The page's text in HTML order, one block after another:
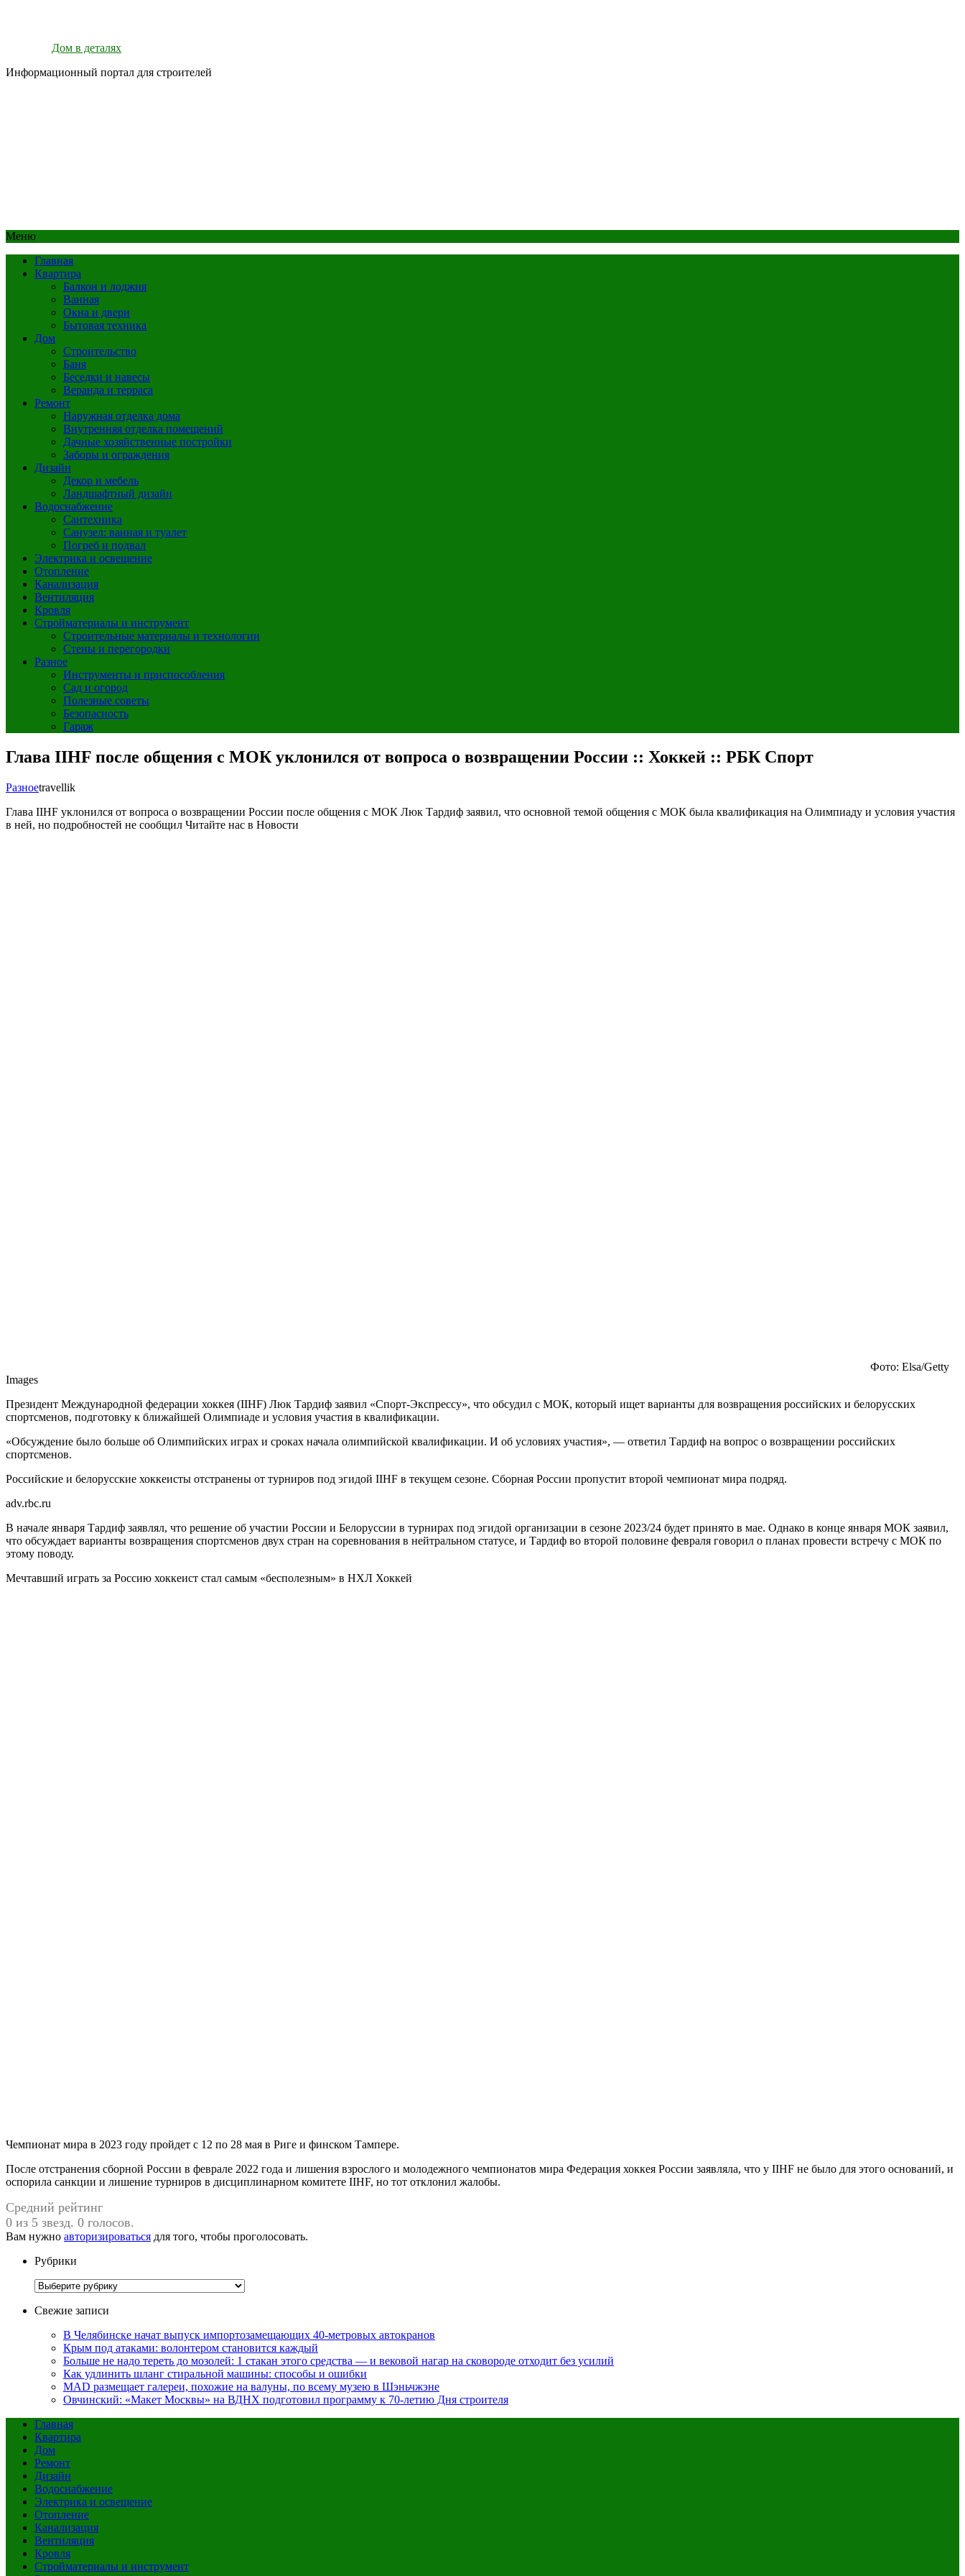
Дом в деталях
Информационный портал для строителей
Меню
Главная
Квартира
Балкон и лоджия
Ванная
Окна и двери
Бытовая техника
Дом
Строительство
Баня
Беседки и навесы
Веранда и терраса
Ремонт
Наружная отделка дома
Внутренняя отделка помещений
Дачные хозяйственные постройки
Заборы и ограждения
Дизайн
Декор и мебель
Ландшафтный дизайн
Водоснабжение
Сантехника
Санузел: ванная и туалет
Погреб и подвал
Электрика и освещение
Отопление
Канализация
Вентиляция
Кровля
Стройматериалы и инструмент
Строительные материалы и технологии
Стены и перегородки
Разное
Инструменты и приспособления
Сад и огород
Полезные советы
Безопасность
Гараж
Глава IIHF после общения с МОК уклонился от вопроса о возвращении России :: Хоккей :: РБК Спорт
Разноеtravellik
Глава IIHF уклонился от вопроса о возвращении России после общения с МОК Люк Тардиф заявил, что основной темой общения с МОК была квалификация на Олимпиаду и условия участия
в ней, но подробностей не сообщил Читайте нас в Новости
Фото: Elsa/Getty
Images
Президент Международной федерации хоккея (IIHF) Люк Тардиф заявил «Спорт-Экспрессу», что обсудил с МОК, который ищет варианты для возвращения российских и белорусских
спортсменов, подготовку к ближайшей Олимпиаде и условия участия в квалификации.
«Обсуждение было больше об Олимпийских играх и сроках начала олимпийской квалификации. И об условиях участия», — ответил Тардиф на вопрос о возвращении российских
спортсменов.
Российские и белорусские хоккеисты отстранены от турниров под эгидой IIHF в текущем сезоне. Сборная России пропустит второй чемпионат мира подряд.
adv.rbc.ru
В начале января Тардиф заявлял, что решение об участии России и Белоруссии в турнирах под эгидой организации в сезоне 2023/24 будет принято в мае. Однако в конце января МОК заявил,
что обсуждает варианты возвращения спортсменов двух стран на соревнования в нейтральном статусе, и Тардиф во второй половине февраля говорил о планах провести встречу с МОК по
этому поводу.
Мечтавший играть за Россию хоккеист стал самым «бесполезным» в НХЛ Хоккей
Чемпионат мира в 2023 году пройдет с 12 по 28 мая в Риге и финском Тампере.
После отстранения сборной России в феврале 2022 года и лишения взрослого и молодежного чемпионатов мира Федерация хоккея России заявляла, что у IIHF не было для этого оснований, и
оспорила санкции и лишение турниров в дисциплинарном комитете IIHF, но тот отклонил жалобы.
Средний рейтинг
0 из 5 звезд. 0 голосов.
Вам нужно авторизироваться для того, чтобы проголосовать.
Рубрики
Рубрики
Свежие записи
В Челябинске начат выпуск импортозамещающих 40-метровых автокранов
Крым под атаками: волонтером становится каждый
Больше не надо тереть до мозолей: 1 стакан этого средства — и вековой нагар на сковороде отходит без усилий
Как удлинить шланг стиральной машины: способы и ошибки
MAD размещает галереи, похожие на валуны, по всему музею в Шэньчжэне
Овчинский: «Макет Москвы» на ВДНХ подготовил программу к 70-летию Дня строителя
Главная
Квартира
Дом
Ремонт
Дизайн
Водоснабжение
Электрика и освещение
Отопление
Канализация
Вентиляция
Кровля
Стройматериалы и инструмент